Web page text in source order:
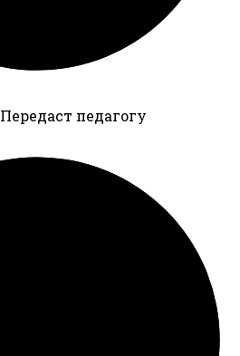
Передаст педагогу